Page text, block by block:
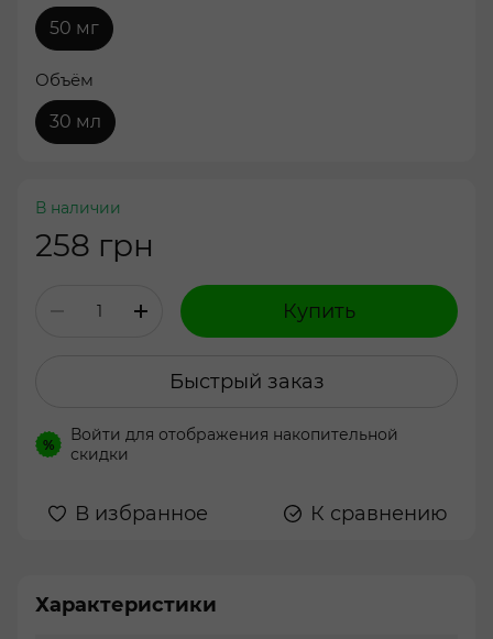
50 мг
Объём
30 мл
В наличии
258 грн
Купить
Быстрый заказ
% Войти для отображения накопительной
скидки
В избранное К сравнению
Характеристики